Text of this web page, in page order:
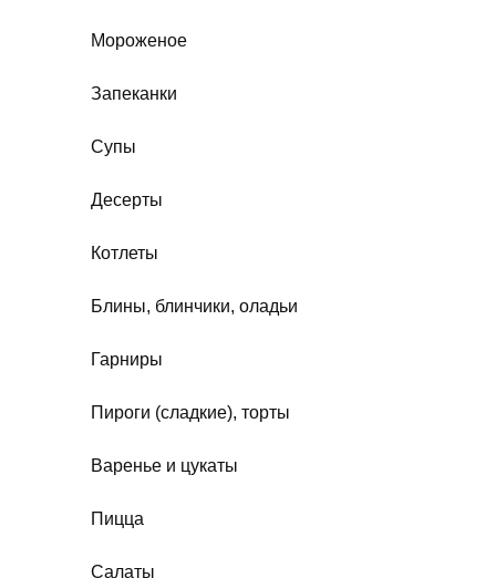
Мороженое
Запеканки
Супы
Десерты
Котлеты
Блины, блинчики, оладьи
Гарниры
Пироги (сладкие), торты
Варенье и цукаты
Пицца
Салаты